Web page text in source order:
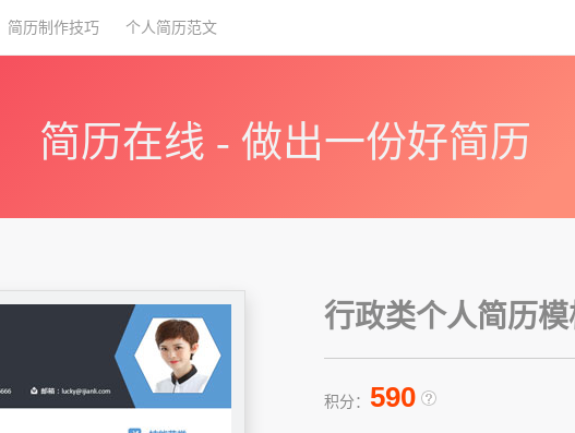
简历制作技巧 个人简历范文
简历在线 - 做出一份好简历
行政类个人简历
积分： 590